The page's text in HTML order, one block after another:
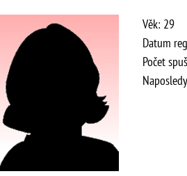
Věk: 29
Datum
Počet